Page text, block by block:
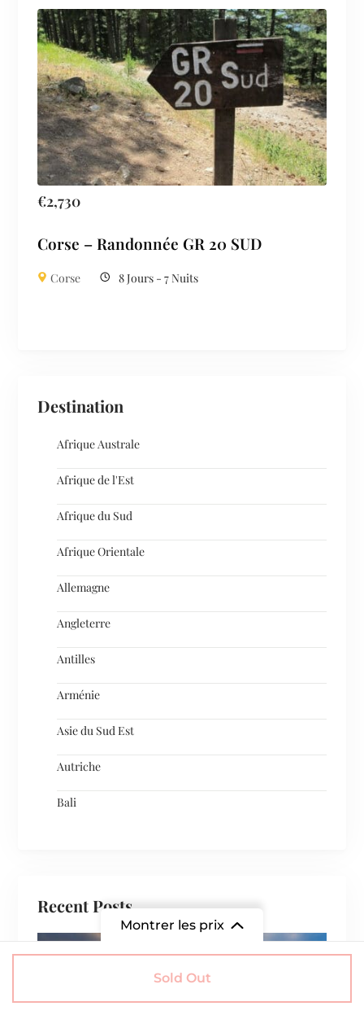
Montrer les prix
€830
Sold Out
€2,730
Corse – Randonnée GR 20 SUD
Corse 8 Jours - 7 Nuits
Destination
Afrique Australe
Afrique de l'Est
Afrique du Sud
Afrique Orientale
Allemagne
Angleterre
Antilles
Arménie
Asie du Sud Est
Autriche
Bali
Recent Posts